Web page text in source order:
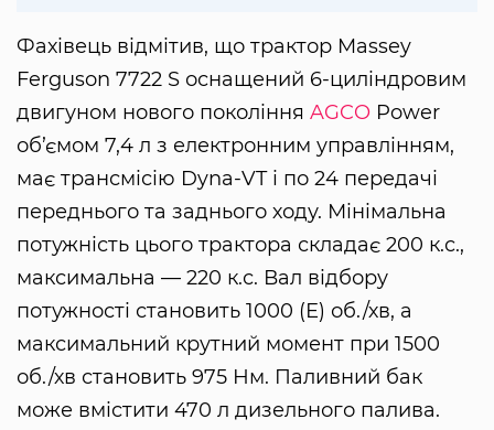
Фахівець відмітив, що трактор Massey
Ferguson 7722 S оснащений 6-циліндровим
двигуном нового покоління AGCO Power
об’ємом 7,4 л з електронним управлінням,
має трансмісію Dyna-VT і по 24 передачі
переднього та заднього ходу. Мінімальна
потужність цього трактора складає 200 к.с.,
максимальна — 220 к.с. Вал відбору
потужності становить 1000 (Е) об./хв, а
максимальний крутний момент при 1500
об./хв становить 975 Нм. Паливний бак
може вмістити 470 л дизельного палива.